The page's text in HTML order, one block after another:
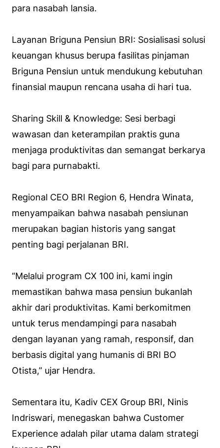
para nasabah lansia.
Layanan Briguna Pensiun BRI: Sosialisasi solusi
keuangan khusus berupa fasilitas pinjaman
Briguna Pensiun untuk mendukung kebutuhan
finansial maupun rencana usaha di hari tua.
Sharing Skill & Knowledge: Sesi berbagi
wawasan dan keterampilan praktis guna
menjaga produktivitas dan semangat berkarya
bagi para purnabakti.
Regional CEO BRI Region 6, Hendra Winata,
menyampaikan bahwa nasabah pensiunan
merupakan bagian historis yang sangat
penting bagi perjalanan BRI.
“Melalui program CX 100 ini, kami ingin
memastikan bahwa masa pensiun bukanlah
akhir dari produktivitas. Kami berkomitmen
untuk terus mendampingi para nasabah
dengan layanan yang ramah, responsif, dan
berbasis digital yang humanis di BRI BO
Otista,” ujar Hendra.
Sementara itu, Kadiv CEX Group BRI, Ninis
Indriswari, menegaskan bahwa Customer
Experience adalah pilar utama dalam strategi